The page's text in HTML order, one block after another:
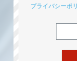
プライバシーポ